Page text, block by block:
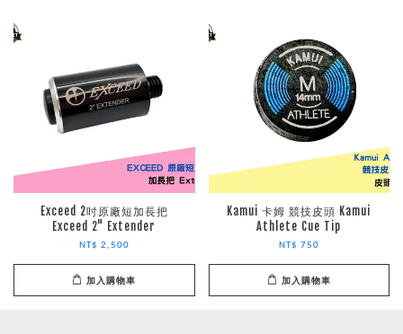
Exceed 2吋原廠短加長把
Exceed 2" Extender
NT$ 2,500
加入購物車
Kamui 卡姆 競技皮頭 Kamui
Athlete Cue Tip
NT$ 750
加入購物車